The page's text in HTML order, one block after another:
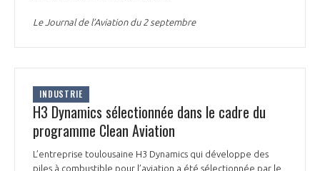
Le Journal de l’Aviation du 2 septembre
INDUSTRIE
H3 Dynamics sélectionnée dans le cadre du
programme Clean Aviation
L’entreprise toulousaine H3 Dynamics qui développe des
piles à combustible pour l’aviation a été sélectionnée par le